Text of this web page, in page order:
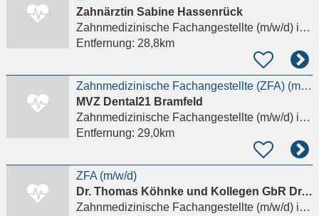
Zahnärztin Sabine Hassenrück
Zahnmedizinische Fachangestellte (m/w/d)in Eschborn, Niederhöchstadt
Entfernung: 28,8km
Zahnmedizinische Fachangestellte (ZFA) (m/w/d) – Chirurgie
MVZ Dental21 Bramfeld
Zahnmedizinische Fachangestellte (m/w/d)in Frankfurt am Main, Westend-Süd
Entfernung: 29,0km
ZFA (m/w/d)
Dr. Thomas Köhnke und Kollegen GbR Dr. Thomas Köhnke, Jost Brunk
Zahnmedizinische Fachangestellte (m/w/d)in Eschborn